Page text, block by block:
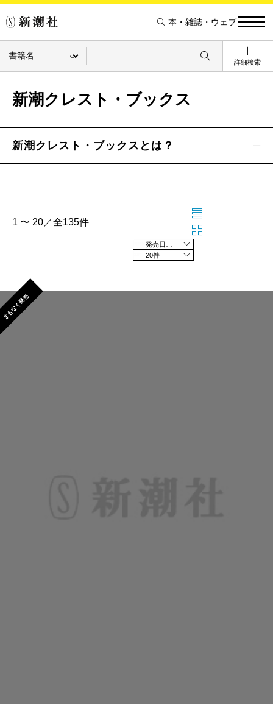
本・雑誌・ウェブ
詳細検索
新潮クレスト・ブックス
新潮クレスト・ブックスとは？
1 〜 20／全135件
20件
まもなく発売